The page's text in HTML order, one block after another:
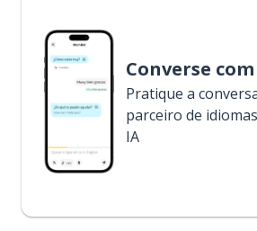
Converse
Pratique a
parceiro de
IA